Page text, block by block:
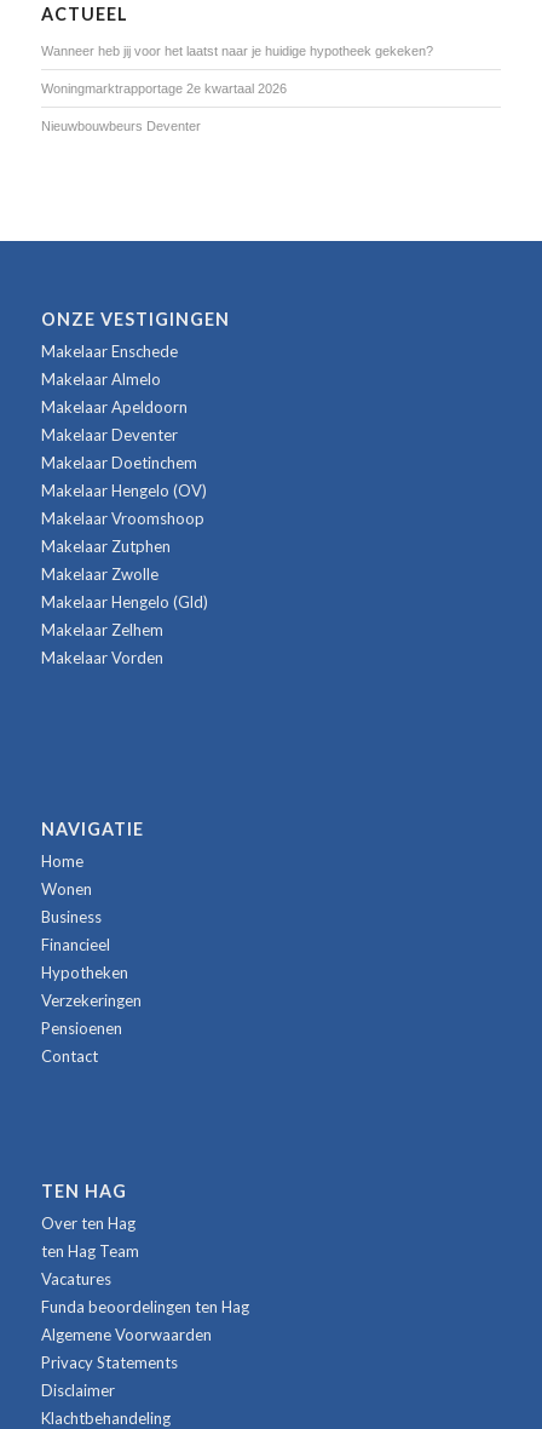
ACTUEEL
Wanneer heb jij voor het laatst naar je huidige hypotheek gekeken?
Woningmarktrapportage 2e kwartaal 2026
Nieuwbouwbeurs Deventer
ONZE VESTIGINGEN
Makelaar Enschede
Makelaar Almelo
Makelaar Apeldoorn
Makelaar Deventer
Makelaar Doetinchem
Makelaar Hengelo (OV)
Makelaar Vroomshoop
Makelaar Zutphen
Makelaar Zwolle
Makelaar Hengelo (Gld)
Makelaar Zelhem
Makelaar Vorden
NAVIGATIE
Home
Wonen
Business
Financieel
Hypotheken
Verzekeringen
Pensioenen
Contact
TEN HAG
Over ten Hag
ten Hag Team
Vacatures
Funda beoordelingen ten Hag
Algemene Voorwaarden
Privacy Statements
Disclaimer
Klachtbehandeling